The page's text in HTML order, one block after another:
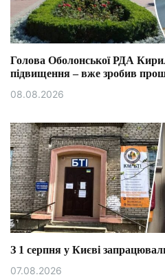
Голова Оболонської РДА
підвищення – вже зробив
08.08.2026
З 1 серпня у Києві
07.08.2026